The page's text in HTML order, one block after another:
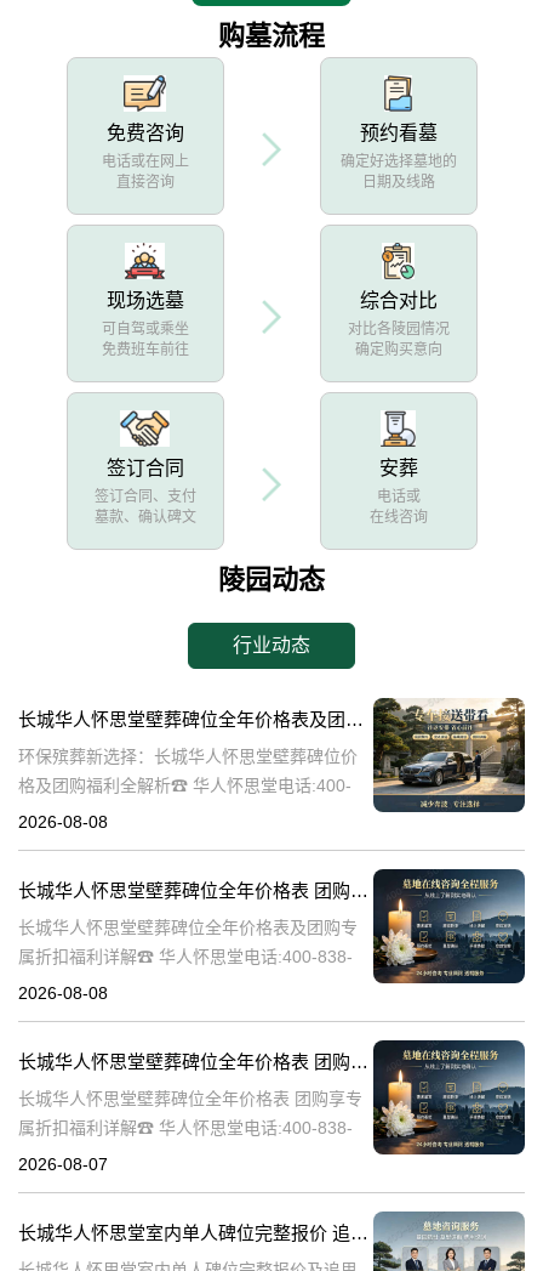
购墓流程
免费咨询
电话或在网上
直接咨询
预约看墓
确定好选择墓地的
日期及线路
现场选墓
可自驾或乘坐
免费班车前往
综合对比
对比各陵园情况
确定购买意向
签订合同
签订合同、支付
墓款、确认碑文
安葬
电话或
在线咨询
陵园动态
行业动态
长城华人怀思堂壁葬碑位全年价格表及团购专属折扣福利详解
环保殡葬新选择：长城华人怀思堂壁葬碑位价
格及团购福利全解析☎ 华人怀思堂电话:400-
838-5063随着现代人对身后事的规划日益细
2026-08-08
长城华人怀思堂壁葬碑位全年价格表 团购享专属折扣福利详解
长城华人怀思堂壁葬碑位全年价格表及团购专
属折扣福利详解☎ 华人怀思堂电话:400-838-
5063随着社会的发展和人们观念的转变，越来
2026-08-08
长城华人怀思堂壁葬碑位全年价格表 团购享专属折扣福利详解
长城华人怀思堂壁葬碑位全年价格表 团购享专
属折扣福利详解☎ 华人怀思堂电话:400-838-
5063随着社会的发展和人们观念的变化，越来
2026-08-07
长城华人怀思堂室内单人碑位完整报价 追思厅使用费用减免详解